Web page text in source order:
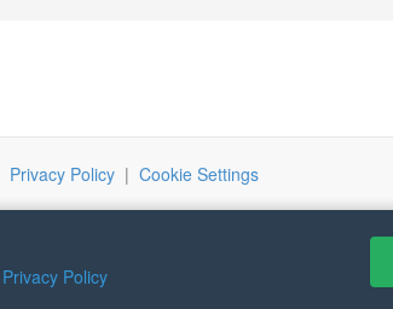
Privacy Policy| Cookie Settings
Privacy Policy